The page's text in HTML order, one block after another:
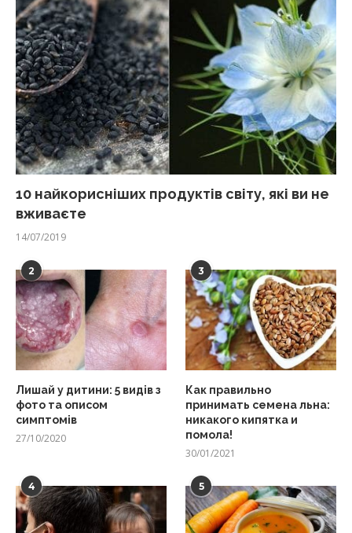
10 найкорисніших продуктів світу, які ви не
вживаєте
14/07/2019
2
Лишай у дитини: 5 видів з
фото та описом
симптомів
27/10/2020
3
Как правильно
принимать семена льна:
никакого кипятка и
помола!
30/01/2021
4 5